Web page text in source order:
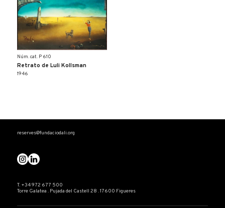
Núm. cat. P 610
Retrato de Luli Kollsman
1946
reserves@fundaciodali.org
T. +34 972 677 500
Torre Galatea . Pujada del Castell 28 . 17600 Figueres